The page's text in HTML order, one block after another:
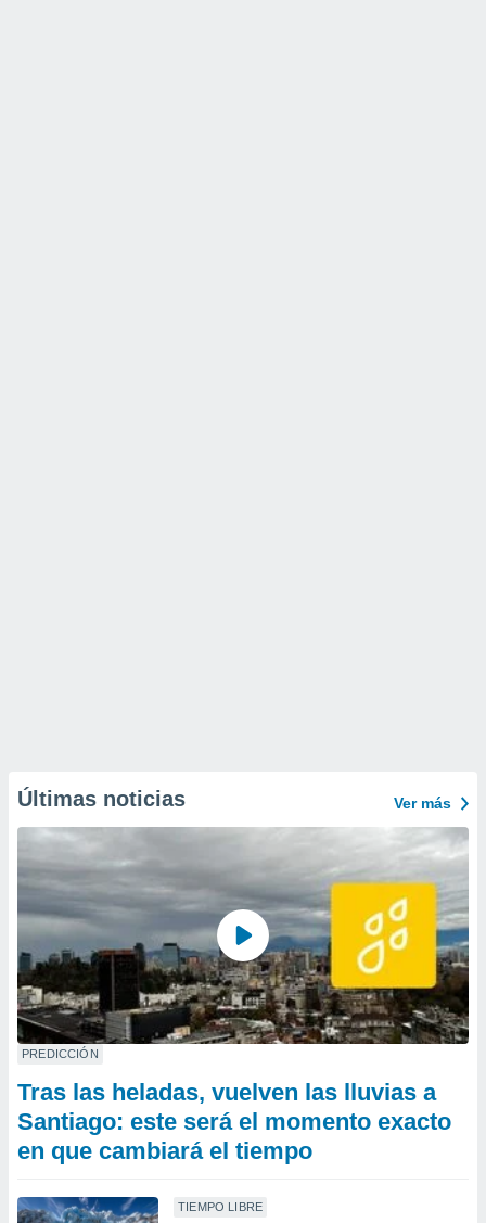
Últimas noticias Ver más
PREDICCIÓN
Tras las heladas, vuelven las lluvias a
Santiago: este será el momento exacto
en que cambiará el tiempo
TIEMPO LIBRE